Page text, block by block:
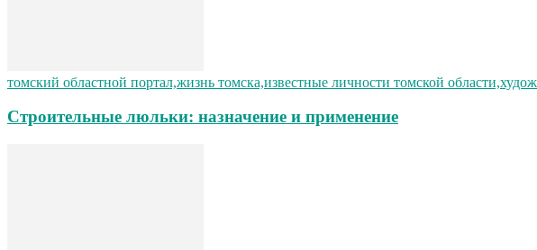
томский областной портал,жизнь томска,известные личности томской
Строительные люльки: назначение и применение